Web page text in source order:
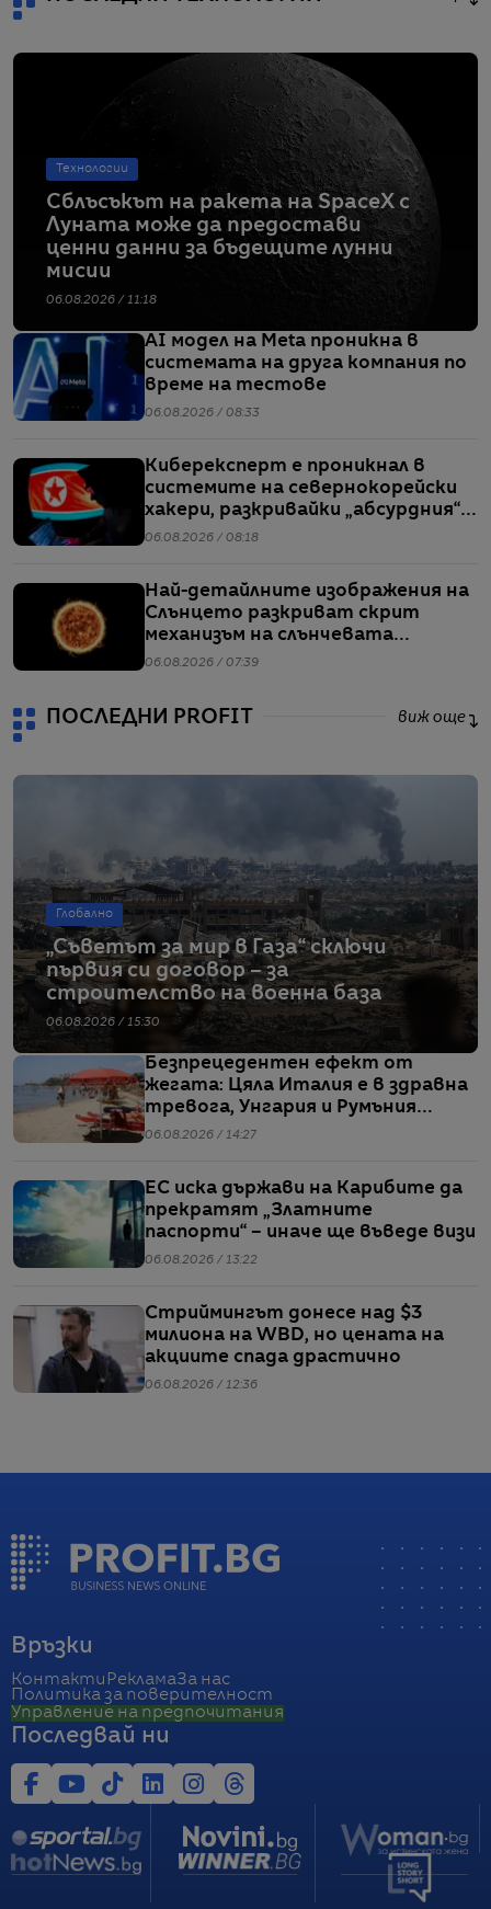
Технологии
Сблъсъкът на ракета на SpaceX с
Луната може да предостави
ценни данни за бъдещите лунни
мисии
06.08.2026 / 11:18
AI модел на Meta проникна в
системата на друга компания по
време на тестове
06.08.2026 / 08:33
Киберексперт е проникнал в
системите на севернокорейски
хакери, разкривайки „абсурдния“
мащаб на атаките им
06.08.2026 / 08:18
Най-детайлните изображения на
Слънцето разкриват скрит
механизъм на слънчевата
активност
06.08.2026 / 07:39
ПОСЛЕДНИ PROFIT виж още
Глобално
„Съветът за мир в Газа“ сключи
първия си договор – за
строителство на военна база
06.08.2026 / 15:30
Безпрецедентен ефект от
жегата: Цяла Италия е в здравна
тревога, Унгария и Румъния
пестят електричество
06.08.2026 / 14:27
ЕС иска държави на Карибите да
прекратят „Златните
паспорти“ – иначе ще въведе визи
06.08.2026 / 13:22
Стриймингът донесе над $3
милиона на WBD, но цената на
акциите спада драстично
06.08.2026 / 12:36
Връзки
Контакти РекламаЗа нас
Политика за поверителност
Управление на предпочитания
Последвай ни